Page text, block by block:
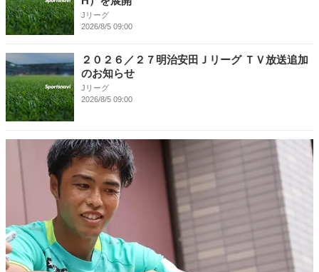
Jリーグ
2026/8/5 09:00
２０２６／２７明治安田Ｊリーグ ＴＶ放送追加
のお知らせ
Jリーグ
2026/8/5 09:00